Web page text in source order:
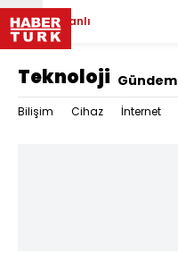
Canlı
Teknoloji Gündem
Bilişim Cihaz İnternet